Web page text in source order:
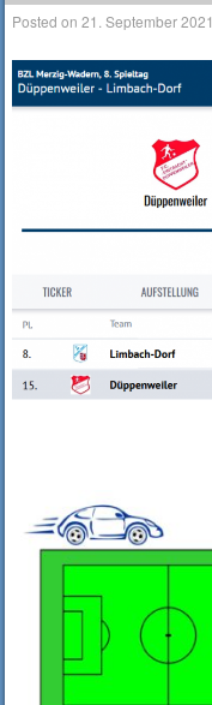
Posted on21. September 2021